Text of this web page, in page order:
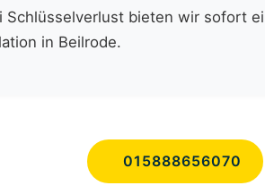
Schlüsselverlust bieten wir sofort
in Beilrode.
015888656070